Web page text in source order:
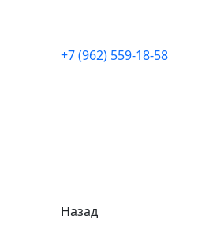
+7 (962) 559-18-58
Назад